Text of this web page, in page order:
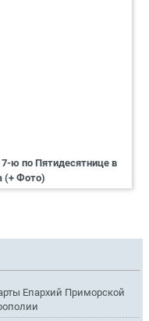
ю по Пятидесятнице в
(+ Фото)
Епархий Приморской